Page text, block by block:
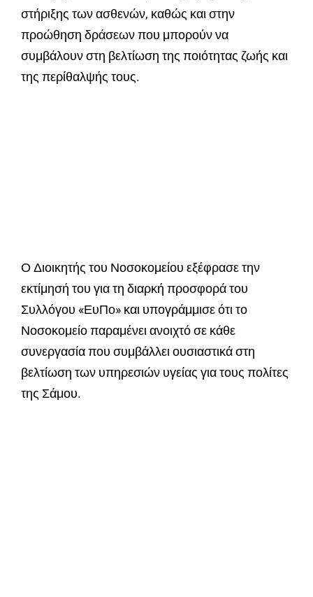
στήριξης των ασθενών, καθώς και στην
προώθηση δράσεων που μπορούν να
συμβάλουν στη βελτίωση της ποιότητας ζωής και
της περίθαλψής τους.
Ο Διοικητής του Νοσοκομείου εξέφρασε την
εκτίμησή του για τη διαρκή προσφορά του
Συλλόγου «ΕυΠο» και υπογράμμισε ότι το
Νοσοκομείο παραμένει ανοιχτό σε κάθε
συνεργασία που συμβάλλει ουσιαστικά στη
βελτίωση των υπηρεσιών υγείας για τους πολίτες
της Σάμου.